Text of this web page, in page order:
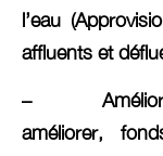
l’eau
affluents et
– Améliorer
améliorer,